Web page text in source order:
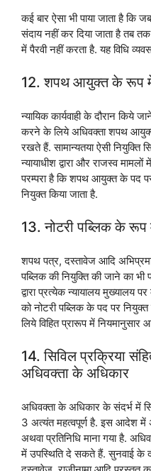
कई बार ऐसा भी पाया जाता है कि
संदाय नहीं कर दिया जाता है तब
में पैरवी नहीं करता है. यह विधि
12. शपथ आयुक्त के रूप में
न्यायिक कार्यवाही के दौरान किये
करने के लिये अधिवक्ता शपथ
रखते हैं. सामान्यतया ऐसी नियुक्ति
न्यायाधीश द्वारा और राजस्व
परम्परा है कि शपथ आयुक्त के पद
नियुक्त किया जाता है.
13. नोटरी पब्लिक के रूप
शपथ पत्र, दस्तावेज आदि
पब्लिक की नियुक्ति की जाने का भी
द्वारा प्रत्येक न्यायालय मुख्यालय
को नोटरी पब्लिक के पद पर
लिये विहित प्रारूप में
14. सिविल प्रक्रिया
अधिवक्ता के अधिकार
अधिवक्ता के अधिकार के संदर्भ में
3 अत्यंत महत्वपूर्ण है. इस आदेश में
अथवा प्रतिनिधि माना गया है.
में उपस्थिति दे सकते हैं. सुनवाई के